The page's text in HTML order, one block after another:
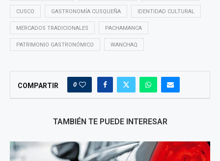
CUSCO GASTRONOMÍA CUSQUEÑA IDENTIDAD CULTURAL
MERCADOS TRADICIONALES PACHAMANCA
PATRIMONIO GASTRONÓMICO WANCHAQ
COMPARTIR 0
TAMBIÉN TE PUEDE INTERESAR